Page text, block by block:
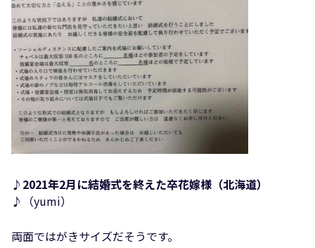
♪2021年2月に結婚式を終えた卒花嫁様（北海道）
♪（yumi）
両面ではがきサイズだそうです。